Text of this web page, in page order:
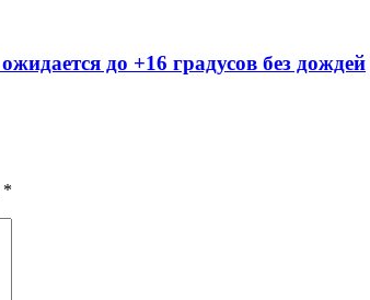
до +16 градусов без дождей
*